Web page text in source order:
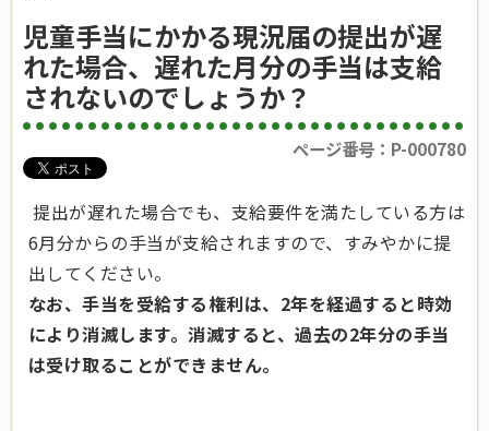
児童手当にかかる現況届の提出が遅
れた場合、遅れた月分の手当は支給
されないのでしょうか？
ページ番号：P-000780
提出が遅れた場合でも、支給要件を満たしている方は
6月分からの手当が支給されますので、すみやかに提
出してください。
なお、手当を受給する権利は、2年を経過すると時効
により消滅します。消滅すると、過去の2年分の手当
は受け取ることができません。